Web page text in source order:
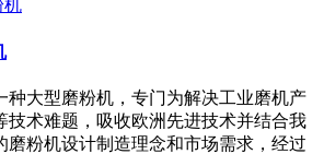
种大型磨粉机，专门为解决工业磨机产
技术难题，吸收欧洲先进技术并结合我
磨粉机设计制造理念和市场需求，经过